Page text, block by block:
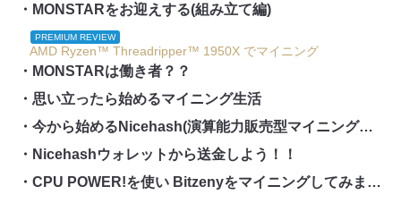
・MONSTARをお迎えする(組み立て編)
PREMIUM REVIEW
AMD Ryzen™ Threadripper™ 1950X でマイニング
・MONSTARは働き者？？
・思い立ったら始めるマイニング生活
・今から始めるNicehash(演算能力販売型マイニングソフト)
・Nicehashウォレットから送金しよう！！
・CPU POWER!を使い Bitzenyをマイニングしてみましょ！